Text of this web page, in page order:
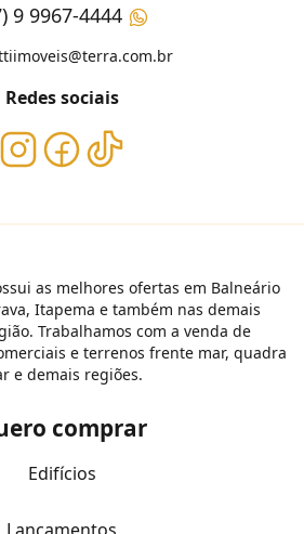
9 9967-4444
Redes sociais
as melhores ofertas em Balneário
Itapema e também nas demais
Trabalhamos com a venda de
e terrenos frente mar, quadra
e demais regiões.
comprar
Edifícios